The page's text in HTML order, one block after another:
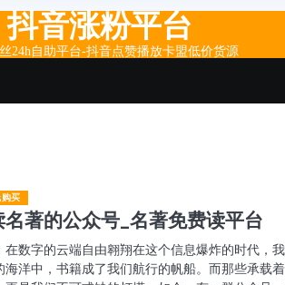
抖音涨粉平台
24h自助平台-抖音点赞播放卡盟低价货源
买
著的公众号_名著免费读平台
在数字的云端自由翱翔在这个信息爆炸的时代，
海洋中，书籍成了我们航行的帆船。而那些承载